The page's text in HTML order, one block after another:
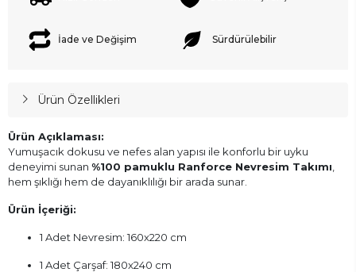
İade ve Değişim Sürdürülebilir
Ürün Özellikleri
Ürün Açıklaması:
Yumuşacık dokusu ve nefes alan yapısı ile konforlu bir uyku
deneyimi sunan %100 pamuklu Ranforce Nevresim Takımı
hem şıklığı hem de dayanıklılığı bir arada sunar.
Ürün İçeriği:
1 Adet Nevresim: 160x220 cm
1 Adet Çarşaf: 180x240 cm